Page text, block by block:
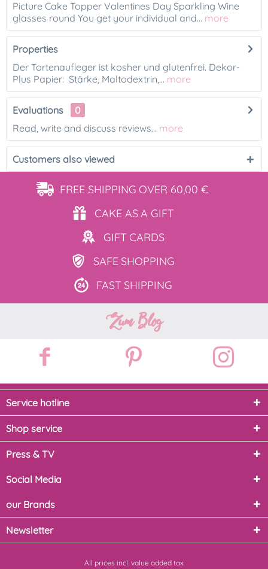
Picture Cake Topper Valentines Day Sparkling Wine
glasses round You get your individual and... more
Properties
Der Tortenaufleger ist kosher und glutenfrei. Dekor-
Plus Papier: Stärke, Maltodextrin,... more
Evaluations
0
Read, write and discuss reviews... more
Customers also viewed
FREE SHIPPING OVER 60,00 €
CAKE ASA GIFT
GIFT CARDS
SAFE SHOPPING
FAST SHIPPING
Zum Blog
Service hotline
Shop service
Press & TV
Social Media
our Brands
Newsletter
All prices incl. value added tax